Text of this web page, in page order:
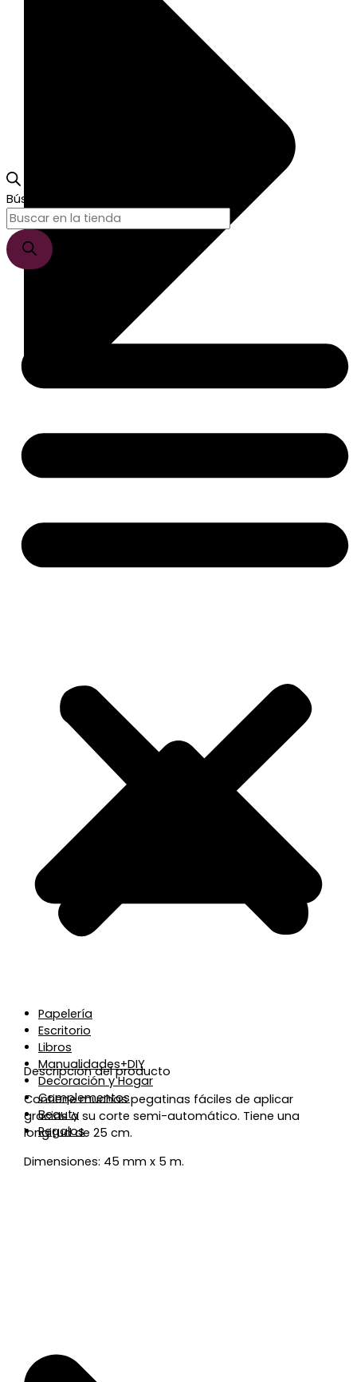
Búsqueda de productos
Papelería
Escritorio
Libros
Manualidades+DIY
Decoración y Hogar
Complementos
Beauty
Regalos
Descripción del producto
Contiene muchas pegatinas fáciles de aplicar
gracias a su corte semi-automático. Tiene una
longitud de 25 cm.
Dimensiones: 45 mm x 5 m.